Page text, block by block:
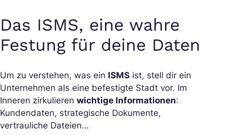
Das ISMS, eine wahre
Festung für deine Daten
Um zu verstehen, was ein ISMS ist, stell dir ein
Unternehmen als eine befestigte Stadt vor. Im
Inneren zirkulieren wichtige Informationen:
Kundendaten, strategische Dokumente,
vertrauliche Dateien…